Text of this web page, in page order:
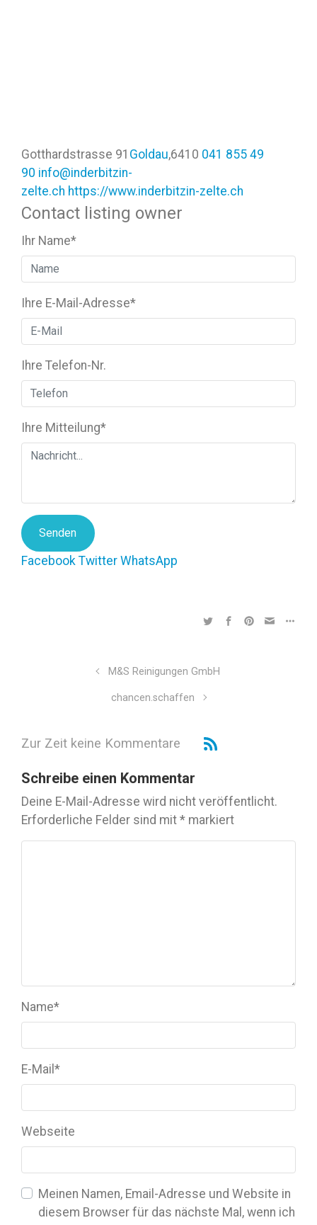
Gotthardstrasse 91 Goldau,6410 041 855 49
90 info@inderbitzin-
zelte.ch https://www.inderbitzin-zelte.ch
Contact listing owner
Ihr Name*
Ihre E-Mail-Adresse*
Ihre Telefon-Nr.
Ihre Mitteilung*
Senden
Facebook Twitter WhatsApp
M&S Reinigungen GmbH
chancen.schaffen
Zur Zeit keine Kommentare
Schreibe einen Kommentar
Deine E-Mail-Adresse wird nicht veröffentlicht.
Erforderliche Felder sind mit * markiert
Name*
E-Mail *
Webseite
Meinen Namen, Email-Adresse und Website in
diesem Browser für das nächste Mal, wenn ich